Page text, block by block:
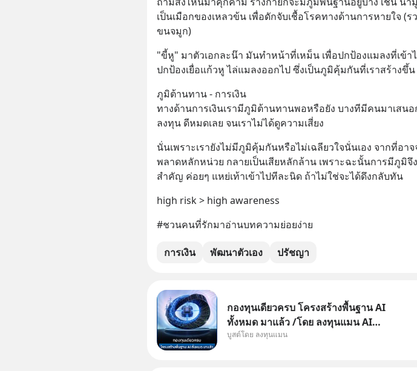
เป็นเมือกของเหลวข้น เพื่อดักจับเชื้อโรคทางด้านการหายใจ (ร
ขนจมูก)
"ขี้หู" มาตัวเอกละน๊า มันทำหน้าที่เหม็น เพื่อปกป้องแมลงที่เข้า
ปกป้องเยื่อแก้วหู ไล่แมลงออกไป ซึ่งเป็นภูมิคุ้มกันที่เราสร้างขึ้น
ภูมิต้านทาน - การเงิน
ทางด้านการเงินเรามีภูมิต้านทานพอหรือยัง บางทีมีคนมาเสนอ
ลงทุน ดีหมดเลย จนเราไม่ได้ดูความเสี่ยง
นั่นเพราะเรายังไม่มีภูมิคุ้มกันหรือไม่เฉลียวใจนั่นเอง จากที่อาจ
พลาดหลักหน่วย กลายเป็นเสียหลักล้าน เพราะฉะนั้นการมีภูมิจึง
สำคัญ ค่อยๆ แหย่เท้าเข้าไปทีละนิด ถ้าไม่ใช่จะได้ดึงกลับทัน
high risk > high awareness
#ชวนคนที่รักมาอ่านบทความย่อยง่าย
การเงิน พัฒนาตัวเอง ปรัชญา
กองทุนเดียวครบ โครงสร้างพื้นฐาน AI
ทั้งหมด มาแล้ว /โดย ลงทุนแมน AI
Supercycle คือช่วงเวลาที่เทคโนโลยีปัญญา
บูสต์โดย ลงทุนแมน